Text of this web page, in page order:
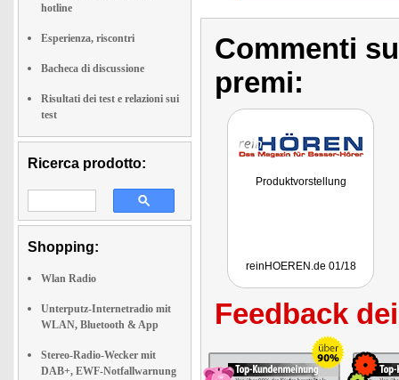
hotline
Esperienza, riscontri
Bacheca di discussione
Risultati dei test e relazioni sui
test
Ricerca prodotto:
Shopping:
Wlan Radio
Unterputz-Internetradio mit
WLAN, Bluetooth & App
Stereo-Radio-Wecker mit
DAB+, EWF-Notfallwarnung
Commenti
premi:
Produktvorstellung
reinHOEREN.de 01/18
Feedback